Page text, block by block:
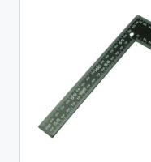
Yhteystiedot